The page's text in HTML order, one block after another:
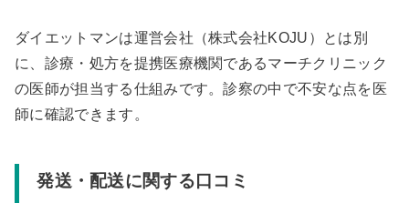
ダイエットマンは運営会社（株式会社KOJU）とは別
に、診療・処方を提携医療機関であるマーチクリニック
の医師が担当する仕組みです。診察の中で不安な点を医
師に確認できます。
発送・配送に関する口コミ